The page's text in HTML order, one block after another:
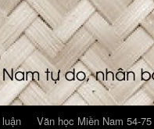
Văn học Miền Nam 54-75